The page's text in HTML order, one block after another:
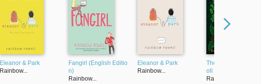
Eleanor & Park
Rainbow...
Fangirl (English Editio
n)
Rainbow...
Eleanor & Park
Rainbow...
The Prince and the Tr
oll (Faraway coll...
Rainbow...